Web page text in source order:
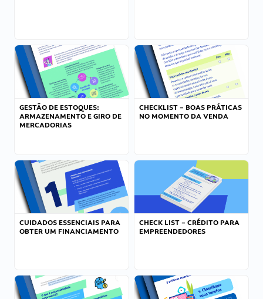
GESTÃO DE ESTOQUES:
ARMAZENAMENTO E GIRO DE
MERCADORIAS
CHECKLIST – BOAS PRÁTICAS
NO MOMENTO DA VENDA
CUIDADOS ESSENCIAIS PARA
OBTER UM FINANCIAMENTO
CHECK LIST – CRÉDITO PARA
EMPREENDEDORES